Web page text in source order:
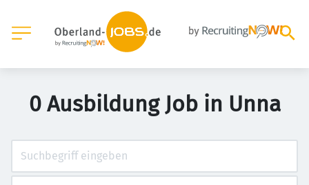
0 Ausbildung Job in Unna